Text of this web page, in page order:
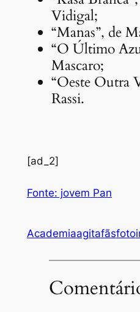
Vidigal;
“Manas”, de
“O Último
Mascaro;
“Oeste Outra
Rassi.
[ad_2]
Fonte: jovem Pan
Academiaagitafãsfoto